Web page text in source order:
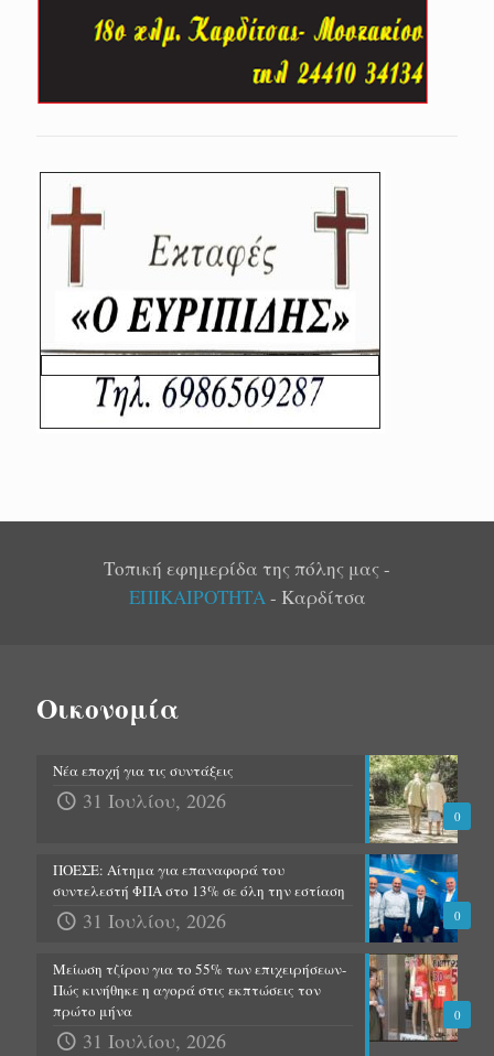
Τοπική εφημερίδα της πόλης μας -
ΕΠΙΚΑΙΡΟΤΗΤΑ- Καρδίτσα
Οικονομία
0
Νέα εποχή για τις συντάξεις
31 Ιουλίου, 2026
0
ΠΟΕΣΕ: Αίτημα για επαναφορά του
συντελεστή ΦΠΑ στο 13% σε όλη την εστίαση
31 Ιουλίου, 2026
0
Μείωση τζίρου για το 55% των επιχειρήσεων-
Πώς κινήθηκε η αγορά στις εκπτώσεις τον
πρώτο μήνα
31 Ιουλίου, 2026